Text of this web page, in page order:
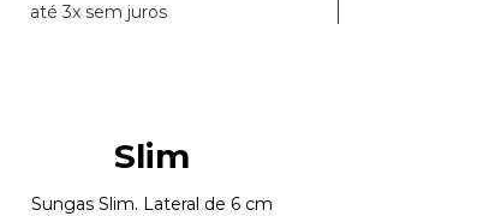
até 3x sem juros
Slim
Sungas Slim. Lateral de 6 cm